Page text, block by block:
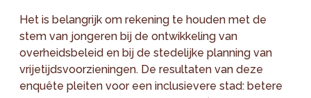
Het is belangrijk om rekening te houden met de
stem van jongeren bij de ontwikkeling van
overheidsbeleid en bij de stedelijke planning van
vrijetijdsvoorzieningen. De resultaten van deze
enquête pleiten voor een inclusievere stad: betere